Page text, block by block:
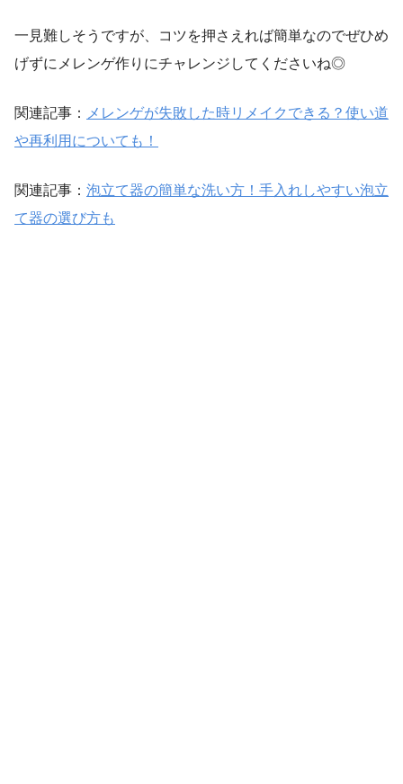
一見難しそうですが、コツを押さえれば簡単なのでぜひめ
げずにメレンゲ作りにチャレンジしてくださいね◎
関連記事：
メレンゲが失敗した時リメイクできる？使い道
や再利用についても！
関連記事： 泡立て器の簡単な洗い方！手入れしやすい泡立
て器の選び方も